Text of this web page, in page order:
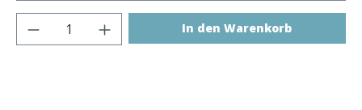
Produkt Anzahl: Gib den gewünschten
In den Warenkorb